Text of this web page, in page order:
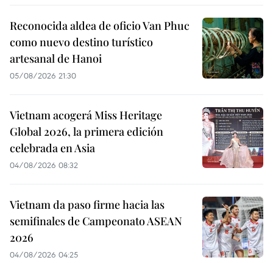
Reconocida aldea de oficio Van Phuc
como nuevo destino turístico
artesanal de Hanoi
05/08/2026 21:30
Vietnam acogerá Miss Heritage
Global 2026, la primera edición
celebrada en Asia
04/08/2026 08:32
Vietnam da paso firme hacia las
semifinales de Campeonato ASEAN
2026
04/08/2026 04:25